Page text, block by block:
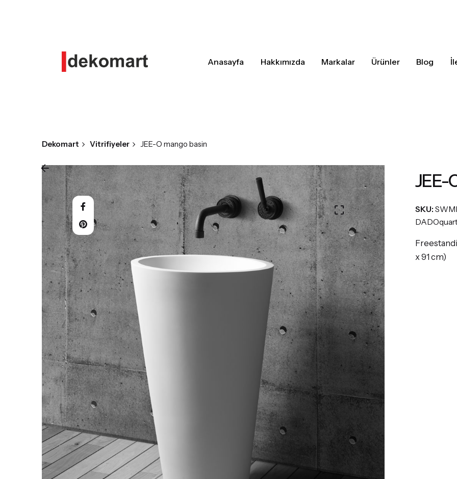
Anasayfa Hakkımızda Markalar Ürünler Blog
Dekomart Vitrifiyeler JEE-O mango basin
JEE-
SKU:
x 91 cm)